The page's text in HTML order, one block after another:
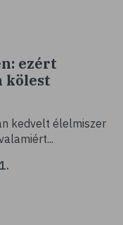
ezért
kölest
kedvelt élelmiszer